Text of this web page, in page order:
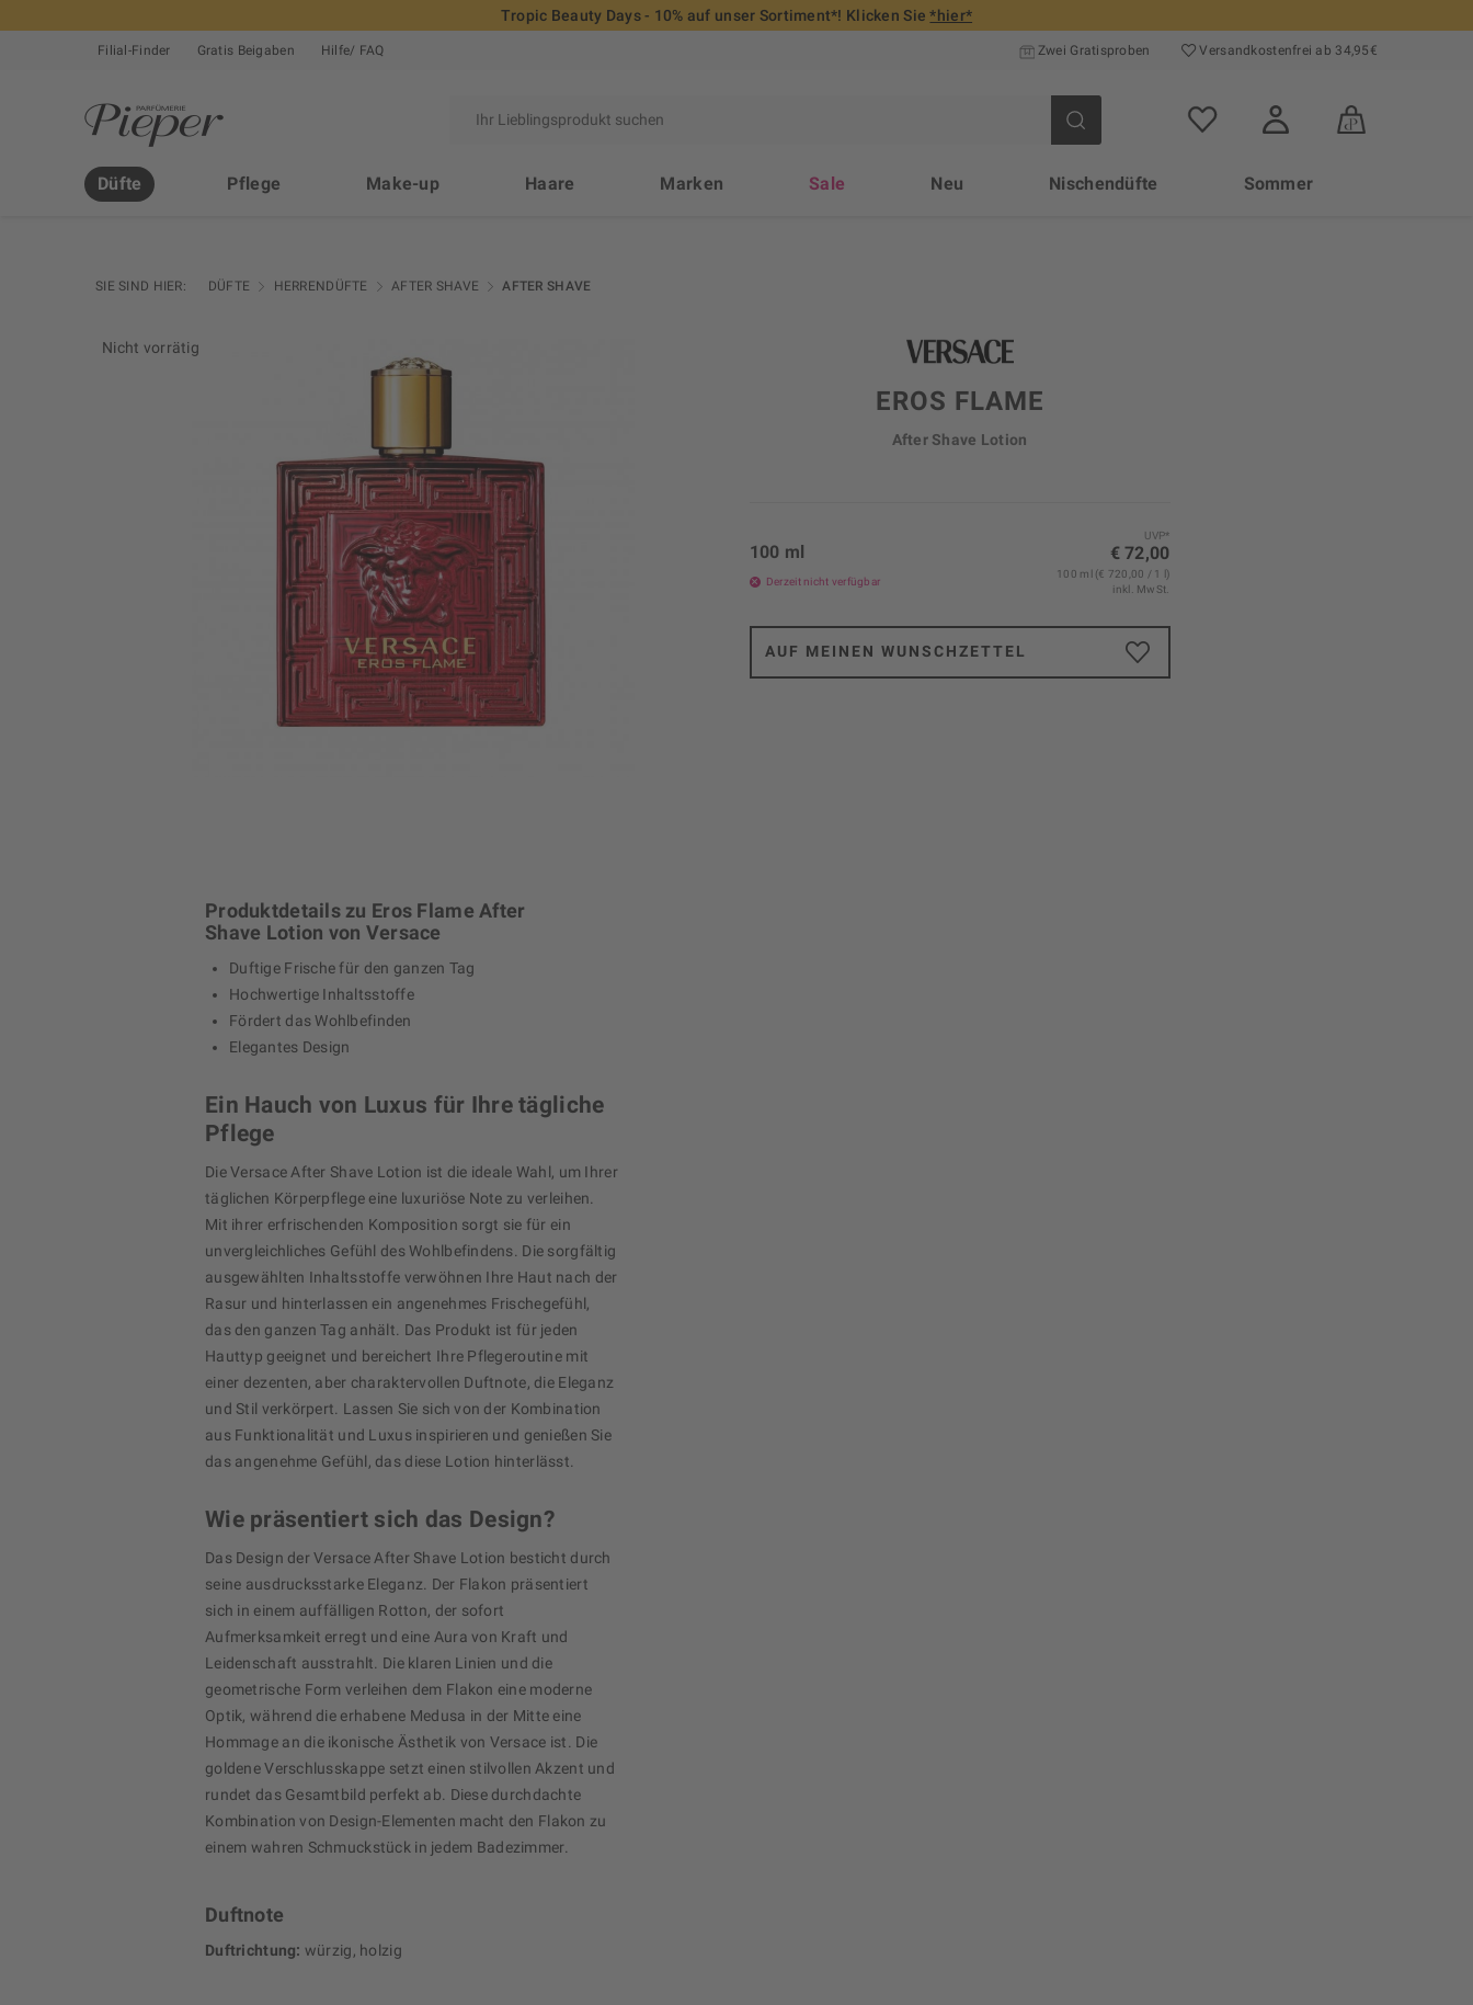
Tropic Beauty Days - 10% auf unser Sortiment*! Klicken Sie*hier*
Filial-Finder Gratis Beigaben Hilfe/ FAQ Zwei Gratisproben Versand­kosten­frei ab 34,95€
Düfte Pflege Make-up Haare Marken Sale Neu Nischendüfte Sommer
SIE SIND HIER: DÜFTE HERRENDÜFTE AFTER SHAVE AFTER SHAVE
Nicht vorrätig
EROS FLAME
After Shave Lotion
UVP*
€ 72,00
100 ml
Derzeit nicht verfügbar
100 ml (€ 720,00 / 1 l)
inkl. MwSt.
AUF MEINEN WUNSCHZETTEL
Produktdetails zu Eros Flame After
Shave Lotion von Versace
Duftige Frische für den ganzen Tag
Hochwertige Inhaltsstoffe
Fördert das Wohlbefinden
Elegantes Design
Ein Hauch von Luxus für Ihre tägliche
Pflege
Die Versace After Shave Lotion ist die ideale Wahl, um Ihrer
täglichen Körperpflege eine luxuriöse Note zu verleihen.
Mit ihrer erfrischenden Komposition sorgt sie für ein
unvergleichliches Gefühl des Wohlbefindens. Die sorgfältig
ausgewählten Inhaltsstoffe verwöhnen Ihre Haut nach der
Rasur und hinterlassen ein angenehmes Frischegefühl,
das den ganzen Tag anhält. Das Produkt ist für jeden
Hauttyp geeignet und bereichert Ihre Pflegeroutine mit
einer dezenten, aber charaktervollen Duftnote, die Eleganz
und Stil verkörpert. Lassen Sie sich von der Kombination
aus Funktionalität und Luxus inspirieren und genießen Sie
das angenehme Gefühl, das diese Lotion hinterlässt.
Wie präsentiert sich das Design?
Das Design der Versace After Shave Lotion besticht durch
seine ausdrucksstarke Eleganz. Der Flakon präsentiert
sich in einem auffälligen Rotton, der sofort
Aufmerksamkeit erregt und eine Aura von Kraft und
Leidenschaft ausstrahlt. Die klaren Linien und die
geometrische Form verleihen dem Flakon eine moderne
Optik, während die erhabene Medusa in der Mitte eine
Hommage an die ikonische Ästhetik von Versace ist. Die
goldene Verschlusskappe setzt einen stilvollen Akzent und
rundet das Gesamtbild perfekt ab. Diese durchdachte
Kombination von Design-Elementen macht den Flakon zu
einem wahren Schmuckstück in jedem Badezimmer.
Duftnote
Duftrichtung: würzig, holzig